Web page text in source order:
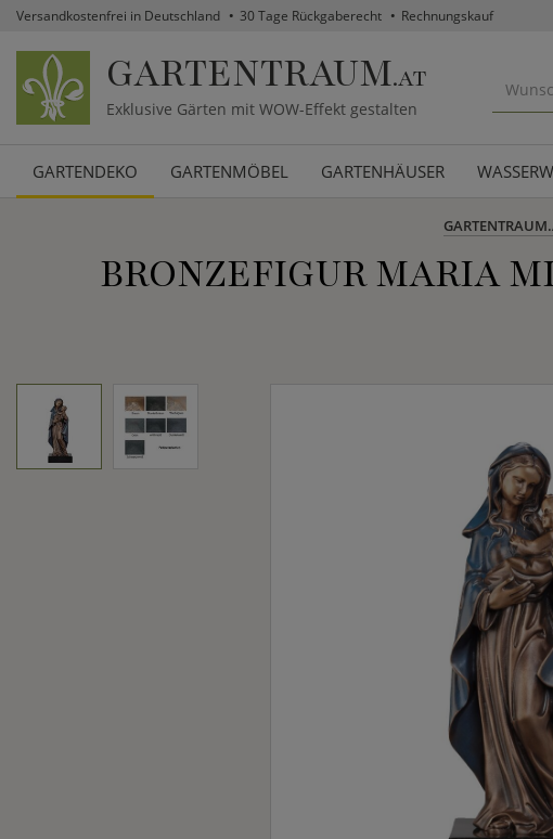
Versandkostenfrei in Deutschland 30 Tage Rückgaberecht Rechnungskauf
GARTENTRAUM.AT
Exklusive Gärten mit WOW-Effekt gestalten
GARTENDEKO GARTENMÖBEL GARTENHÄUSER
BRONZEFIGUR MARIA